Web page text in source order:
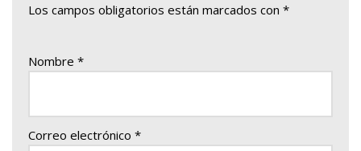
Los campos obligatorios están marcados con *
Nombre *
Correo electrónico *